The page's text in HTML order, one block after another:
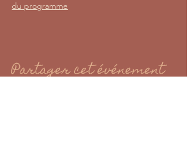
du programme
Partager cet événement